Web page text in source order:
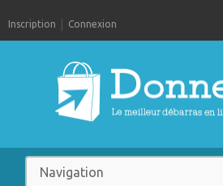
Inscription Connexion